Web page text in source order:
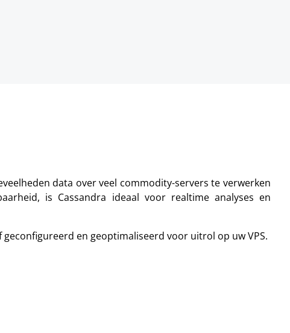
data over veel commodity-servers te verwerken
is Cassandra ideaal voor realtime analyses en
en geoptimaliseerd voor uitrol op uw VPS.